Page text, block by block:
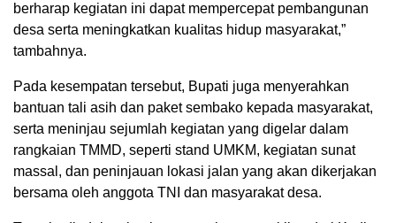
berharap kegiatan ini dapat mempercepat pembangunan
desa serta meningkatkan kualitas hidup masyarakat,”
tambahnya.
Pada kesempatan tersebut, Bupati juga menyerahkan
bantuan tali asih dan paket sembako kepada masyarakat,
serta meninjau sejumlah kegiatan yang digelar dalam
rangkaian TMMD, seperti stand UMKM, kegiatan sunat
massal, dan peninjauan lokasi jalan yang akan dikerjakan
bersama oleh anggota TNI dan masyarakat desa.